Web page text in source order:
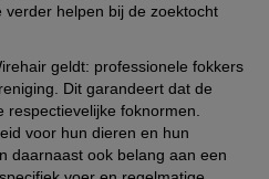
helpen bij de zoektocht
geldt: professionele fokkers
Dit garandeert dat de
foknormen.
voor hun dieren en hun
daarnaast ook belang aan een